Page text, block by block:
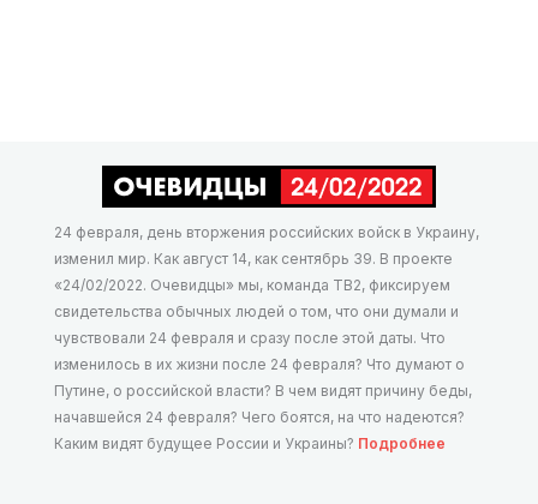
24 февраля, день вторжения российских войск в Украину,
изменил мир. Как август 14, как сентябрь 39. В проекте
«24/02/2022. Очевидцы» мы, команда ТВ2, фиксируем
свидетельства обычных людей о том, что они думали и
чувствовали 24 февраля и сразу после этой даты. Что
изменилось в их жизни после 24 февраля? Что думают о
Путине, о российской власти? В чем видят причину беды,
начавшейся 24 февраля? Чего боятся, на что надеются?
Каким видят будущее России и Украины? Подробнее